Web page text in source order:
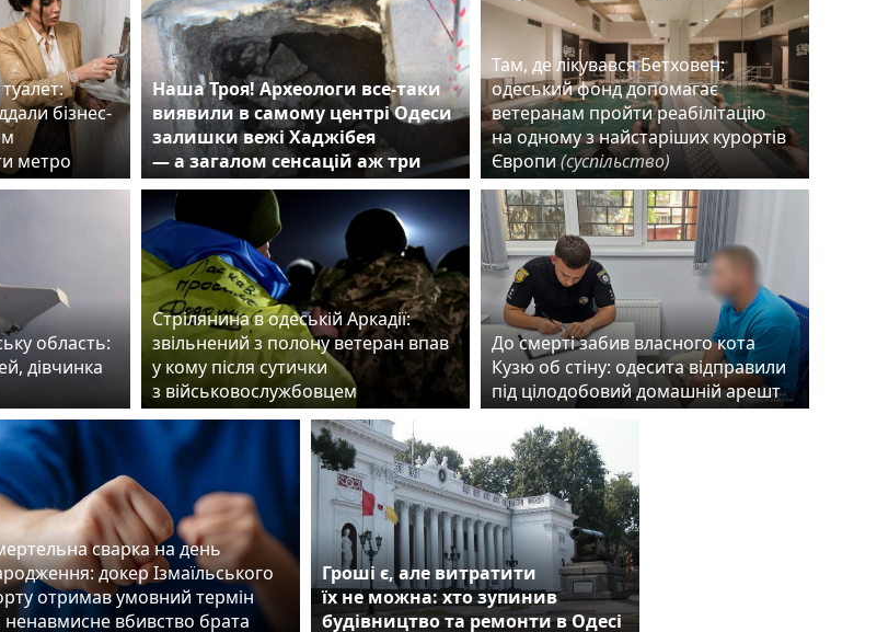
бізнес-
метро
Наша Троя! Археологи все-таки
виявили в самому центрі Одеси
залишки вежі Хаджібея
— а загалом сенсацій аж три
Там, де лікувався Бетховен:
одеський фонд допомагає
ветеранам пройти реабілітацію
на одному з найстаріших курортів
Європи (суспільство)
область:
дівчинка
Стрілянина в одеській Аркадії:
звільнений з полону ветеран впав
у кому після сутички
з військовослужбовцем
До смерті забив власного кота
Кузю об стіну: одесита відправили
під цілодобовий домашній арешт
сварка на день
докер Ізмаїльського
отримав умовний термін
ненавмисне вбивство брата
Гроші є, але витратити
їх не можна: хто зупинив
будівництво та ремонти в Одесі